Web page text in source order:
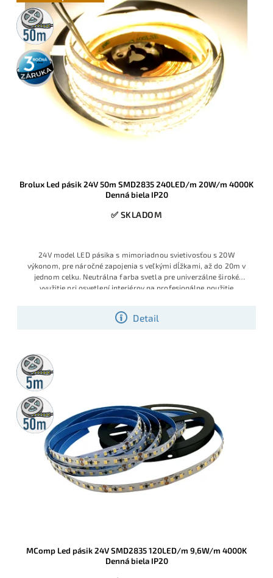
50m
rolka
3 roky
záruka
Brolux Led pásik 24V 50m SMD2835 240LED/m 20W/m 4000K
Denná biela IP20
✅ SKLADOM
Detail
24V model LED pásika s mimoriadnou svietivosťou s 20W
výkonom, pre náročné zapojenia s veľkými dĺžkami, až do 20m v
jednom celku. Neutrálna farba svetla pre univerzálne široké
využitie pri osvetlení interiérov na profesionálne použitie
5m
rolka
50m
rolka
MComp Led pásik 24V SMD2835 120LED/m 9,6W/m 4000K
Denná biela IP20